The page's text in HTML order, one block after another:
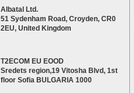
Albatal Ltd.
51 Sydenham Road, Croyden, CR0
2EU, United Kingdom
T2ECOM EU EOOD
Sredets region,19 Vitosha Blvd, 1st
floor Sofia BULGARIA 1000